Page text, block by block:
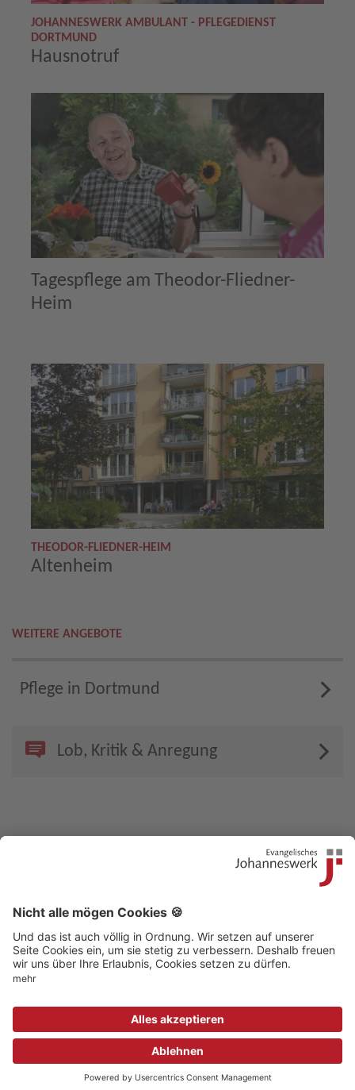
JOHANNESWERK AMBULANT - PFLEGEDIENST
DORTMUND
Hausnotruf
Tagespflege am Theodor-Fliedner-
Heim
THEODOR-FLIEDNER-HEIM
Altenheim
WEITERE ANGEBOTE
Pflege in Dortmund
Lob, Kritik & Anregung
Beschwerdestelle Impressum Sitemap